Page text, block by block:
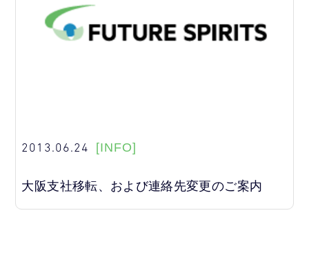
2013.06.24 [INFO]
大阪支社移転、および連絡先変更のご案内